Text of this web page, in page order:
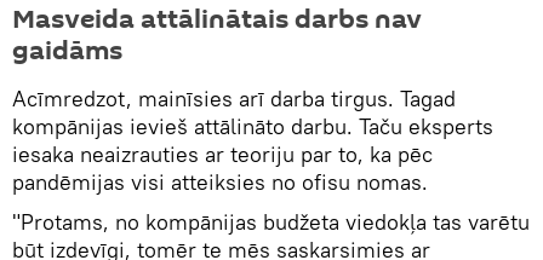
Masveida attālinātais darbs nav
gaidāms
Acīmredzot, mainīsies arī darba tirgus. Tagad
kompānijas ievieš attālināto darbu. Taču eksperts
iesaka neaizrauties ar teoriju par to, ka pēc
pandēmijas visi atteiksies no ofisu nomas.
"Protams, no kompānijas budžeta viedokļa tas varētu
būt izdevīgi, tomēr te mēs saskarsimies ar